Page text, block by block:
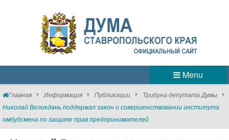
Menu
Главная Информация Публикации
Трибуна депутата Думы
Николай Великдань поддержал закон о совершенствовании института
омбудсмена по защите прав предпринимателей